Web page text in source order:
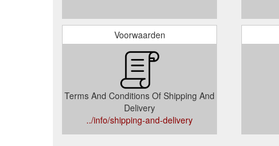
Voorwaarden
Terms And Conditions Of Shipping And
Delivery
../info/shipping-and-delivery